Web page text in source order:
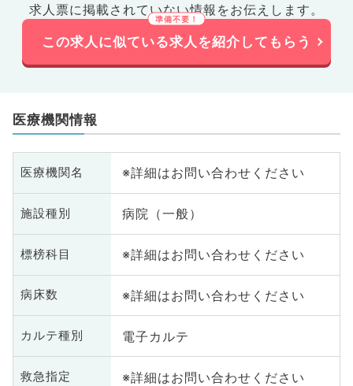
求人票に掲載されていない情報をお伝えします。
この求人に似ている求人を紹介してもらう
医療機関情報
医療機関名 ※詳細はお問い合わせください
施設種別 病院（一般）
標榜科目 ※詳細はお問い合わせください
病床数 ※詳細はお問い合わせください
カルテ種別 電子カルテ
救急指定 ※詳細はお問い合わせください